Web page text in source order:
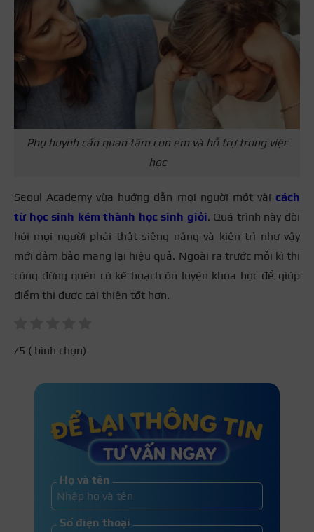
Phụ huynh cần quan tâm con em và hỗ trợ trong việc
học
Seoul Academy vừa hướng dẫn mọi người một vài cách
từ học sinh kém thành học sinh giỏi. Quá trình này đòi
hỏi mọi người phải thật siêng năng và kiên trì như vậy
mới đảm bảo mang lại hiệu quả. Ngoài ra trước mỗi kì thi
cũng đừng quên có kế hoạch ôn luyện khoa học để giúp
điểm thi được cải thiện tốt hơn.
/5 ( bình chọn)
Họ và tên
Số điện thoại